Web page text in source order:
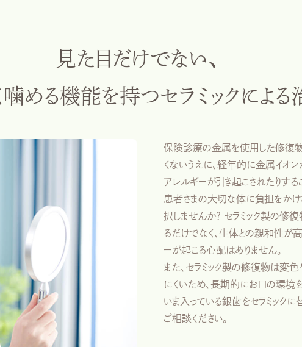
見た目だけでない、
噛める機能を持つセラミックによる
保険診療の金属を使用した修復物
くないうえに、経年的に金属イオ
アレルギーが引き起こされたりする
患者さまの大切な体に負担をかけ
択しませんか？ セラミック製の修
るだけでなく、生体との親和性が
ーが起こる心配はありません。
また、セラミック製の修復物は変
にくいため、長期的にお口の環境
いま入っている銀歯をセラミックに
ご相談ください。